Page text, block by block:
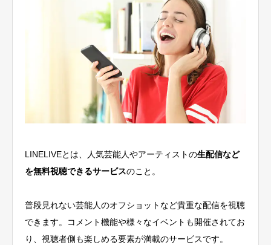
LINELIVEとは、人気芸能人やアーティストの生配信など
を無料視聴できるサービスのこと。
普段見れない芸能人のオフショットなど貴重な配信を視聴
できます。コメント機能や様々なイベントも開催されてお
り、視聴者側も楽しめる要素が満載のサービスです。